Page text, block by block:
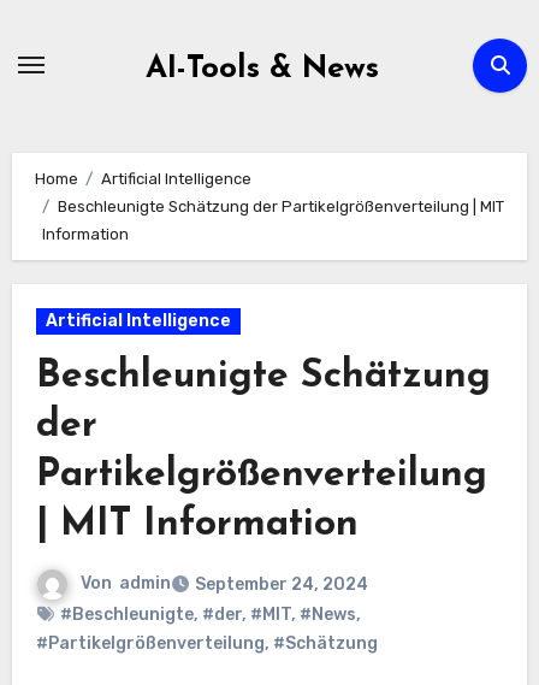
AI-Tools & News
Home
Artificial Intelligence
Beschleunigte Schätzung der Partikelgrößenverteilung | MIT
Information
Artificial Intelligence
Beschleunigte Schätzung
der
Partikelgrößenverteilung
| MIT Information
Von admin
September 24, 2024
#Beschleunigte, #der, #MIT, #News,
#Partikelgrößenverteilung, #Schätzung